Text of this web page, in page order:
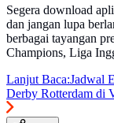
Segera download
dan jangan lupa
berbagai tayangan
Champions, Liga
Lanjut Baca:Jadwal
Derby Rotterdam di